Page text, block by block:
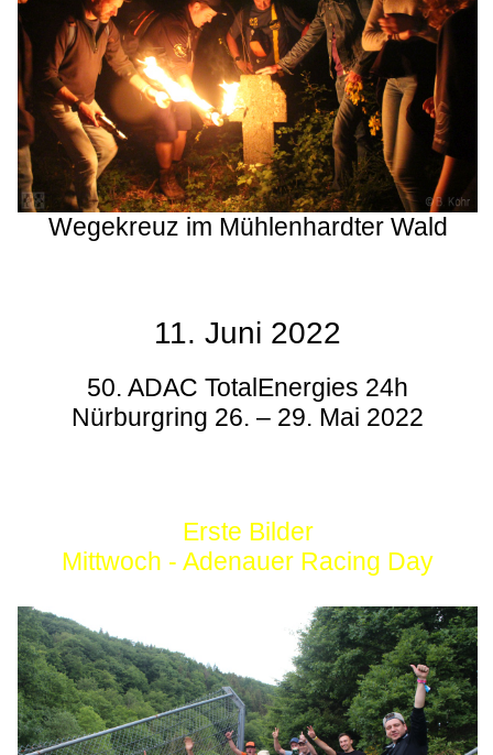
Wegekreuz im Mühlenhardter Wald
11. Juni 2022
50. ADAC TotalEnergies 24h
Nürburgring 26. – 29. Mai 2022
Erste Bilder
Mittwoch - Adenauer Racing Day